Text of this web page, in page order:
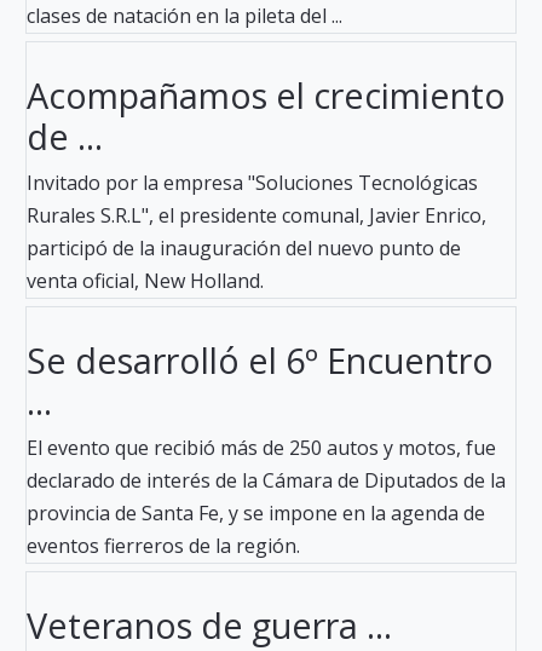
clases de natación en la pileta del ...
Acompañamos el crecimiento
de ...
Invitado por la empresa "Soluciones Tecnológicas
Rurales S.R.L", el presidente comunal, Javier Enrico,
participó de la inauguración del nuevo punto de
venta oficial, New Holland.
Se desarrolló el 6º Encuentro
...
El evento que recibió más de 250 autos y motos, fue
declarado de interés de la Cámara de Diputados de la
provincia de Santa Fe, y se impone en la agenda de
eventos fierreros de la región.
Veteranos de guerra ...